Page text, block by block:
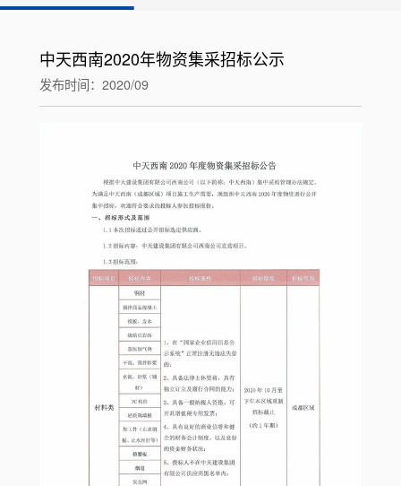
中天西南2020年物资集采招标公示
发布时间：2020/09